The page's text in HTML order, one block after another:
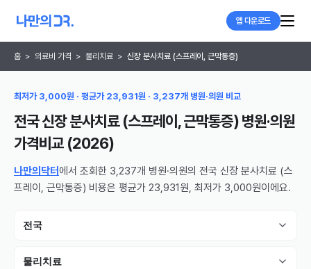
앱 다운로드
홈 > 의료비 가격 > 물리치료 > 신장 분사치료 (스프레이, 근막통증)
최저가 3,000원 · 평균가 23,931원 · 3,237개 병원·의원 비교
전국 신장 분사치료 (스프레이, 근막통증) 병원·의원
가격비교 (2026)
나만의닥터 에서 조회한 3,237개 병원·의원의 전국 신장 분사치료 (스
프레이, 근막통증) 비용은 평균가 23,931원, 최저가 3,000원이에요.
전국
물리치료